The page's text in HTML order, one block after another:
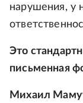
нарушения, у
Это
письменная
Михаил